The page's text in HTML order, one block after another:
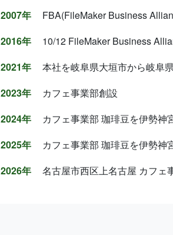
2007年
FBA(FileMaker Business
2016年
10/12 FileMaker Business
2021年
本社を岐阜県大垣市から岐阜
2023年
カフェ事業部創設
2024年
カフェ事業部 珈琲豆を伊勢神
2025年
カフェ事業部 珈琲豆を伊勢神
2026年
名古屋市西区上名古屋 カフェ